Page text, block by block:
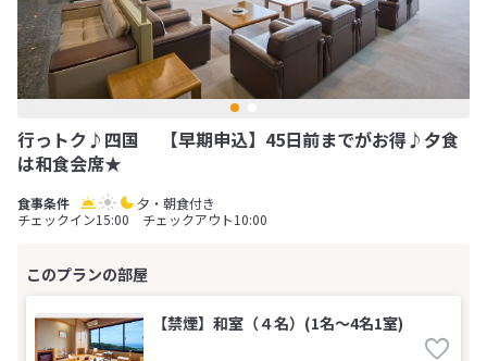
行っトク♪四国 【早期申込】45日前までがお得♪夕食
は和食会席★
夕・朝食付き
チェックイン15:00 チェックアウト10:00
【禁煙】和室（４名）(1名～4名1室)